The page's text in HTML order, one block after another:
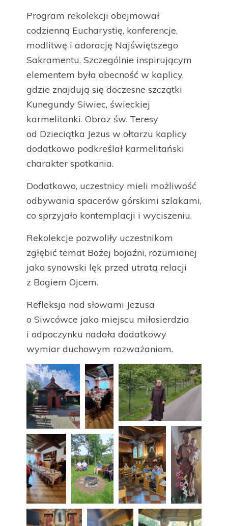
Program rekolekcji obejmował
codzienną Eucharystię, konferencje,
modlitwę i adorację Najświętszego
Sakramentu. Szczególnie inspirującym
elementem była obecność w kaplicy,
gdzie znajdują się doczesne szczątki
Kunegundy Siwiec, świeckiej
karmelitanki. Obraz św. Teresy
od Dzieciątka Jezus w ołtarzu kaplicy
dodatkowo podkreślał karmelitański
charakter spotkania.
Dodatkowo, uczestnicy mieli możliwość
odbywania spacerów górskimi szlakami,
co sprzyjało kontemplacji i wyciszeniu.
Rekolekcje pozwoliły uczestnikom
zgłębić temat Bożej bojaźni, rozumianej
jako synowski lęk przed utratą relacji
z Bogiem Ojcem.
Refleksja nad słowami Jezusa
o Siwcówce jako miejscu miłosierdzia
i odpoczynku nadała dodatkowy
wymiar duchowym rozważaniom.